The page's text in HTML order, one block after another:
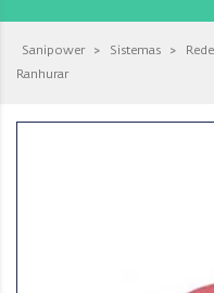
Sanipower > Sistemas >
Ranhurar